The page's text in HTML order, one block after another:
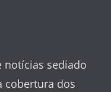
notícias sediado
cobertura dos